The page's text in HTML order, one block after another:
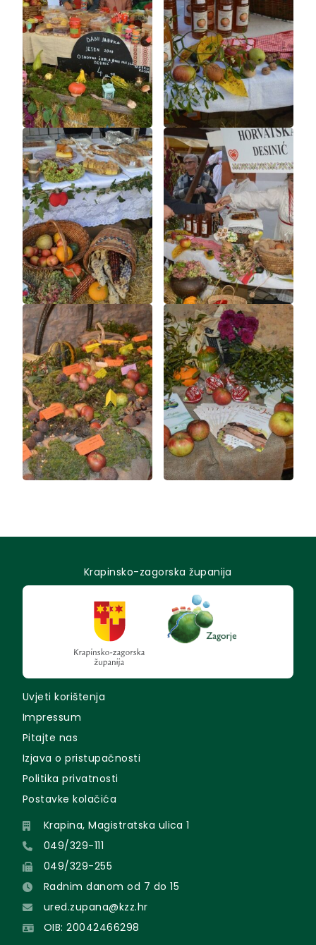
Krapinsko-zagorska županija
Uvjeti korištenja
Impressum
Pitajte nas
Izjava o pristupačnosti
Politika privatnosti
Postavke kolačića
Krapina, Magistratska ulica 1
049/329-111
049/329-255
Radnim danom od 7 do 15
ured.zupana@kzz.hr
OIB: 20042466298